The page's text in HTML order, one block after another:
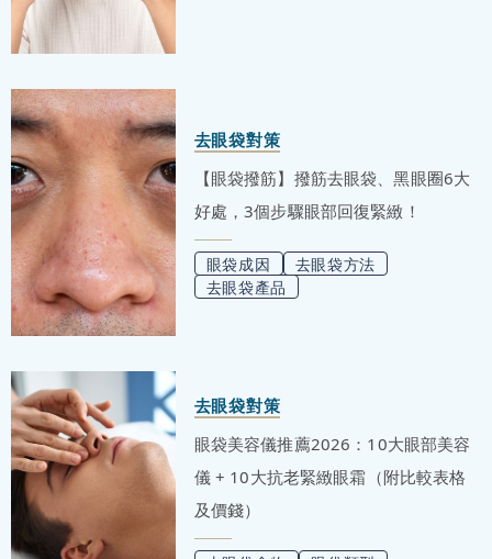
去眼袋對策
【眼袋撥筋】撥筋去眼袋、黑眼圈6大
好處，3個步驟眼部回復緊緻！
眼袋成因
去眼袋方法
去眼袋產品
去眼袋對策
眼袋美容儀推薦2026：10大眼部美容
儀 + 10大抗老緊緻眼霜（附比較表格
及價錢）